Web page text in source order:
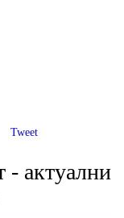
- актуални
Tweet